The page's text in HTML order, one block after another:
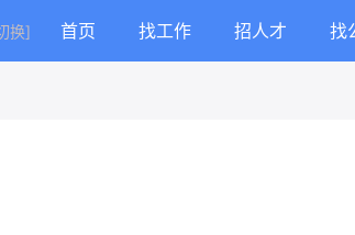
换] 首页 找工作 招人才 找